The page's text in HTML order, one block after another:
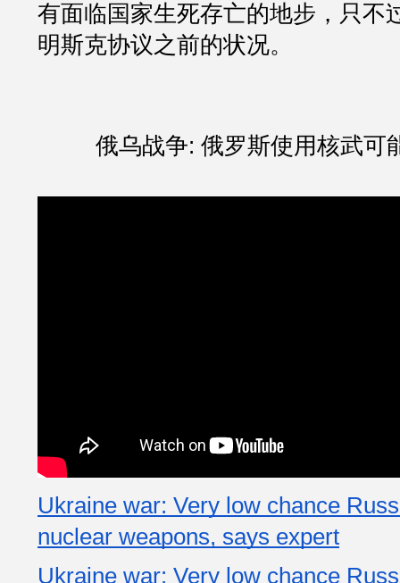
有面临国家生死存亡的地步，只不
明斯克协议之前的状况。
俄乌战争: 俄罗斯使用核武可
Ukraine war: Very low chance
nuclear weapons, says expert
Ukraine war: Very low chance